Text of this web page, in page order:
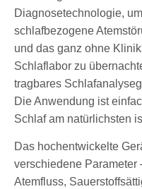
Diagnosetechnologie,
schlafbezogene
und das ganz ohne
Schlaflabor zu
tragbares
Die Anwendung ist
Schlaf am natürlichsten
Das hochentwickelte
verschiedene Parameter
Atemfluss,